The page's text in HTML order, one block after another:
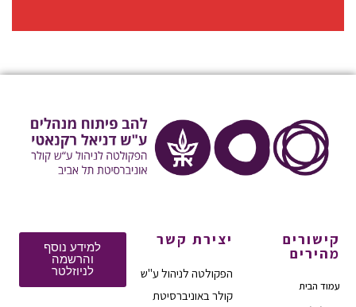
קישורים
מהירים
עמוד הבית
יצירת קשר
הפקולטה לניהול ע"ש
קולר באוניברסיטת
למידע נוסף
והרשמה
לניוזלטר